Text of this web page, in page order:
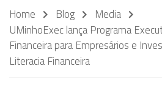
Home Blog
Media
UMinhoExec lança Programa
Financeira para Empresários e
Literacia Financeira